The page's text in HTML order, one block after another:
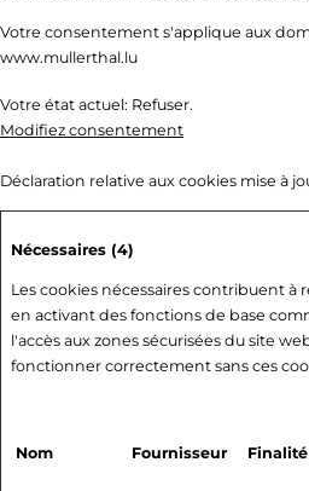
Votre consentement s'applique aux
www.mullerthal.lu
Votre état ​​actuel: Refuser.
Modifiez consentement
Déclaration relative aux cookies mise à
Nécessaires (4)
Les cookies nécessaires contribuent à
en activant des fonctions de base
l'accès aux zones sécurisées du site
fonctionner correctement sans ces
Nom Fournisseur Finalité